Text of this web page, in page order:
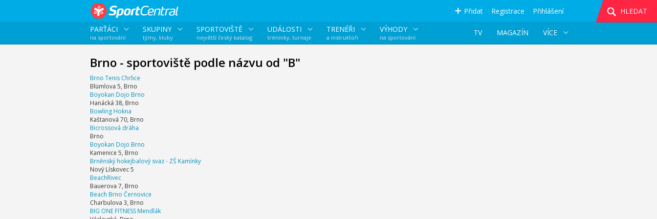
Přidat Registrace Přihlášení
HLEDAT
PARŤÁCI
na sportování
SKUPINY
týmy, kluby
SPORTOVIŠTĚ
největší český katalog
UDÁLOSTI
tréninky, turnaje
TRENÉŘI
a instruktoři
VÝHODY
na sportování
VÍCE
MAGAZÍN
TV
Brno - sportoviště podle názvu od "B"
Brno Tenis Chrlice
Blümlova 5, Brno
Boyokan Dojo Brno
Hanácká 38, Brno
Bowling Hokna
Kaštanová 70, Brno
Bicrossová dráha
Brno
Boyokan Dojo Brno
Kamenice 5, Brno
Brněnský hokejbalový svaz - ZŠ Kamínky
Nový Lískovec 5
BeachRivec
Bauerova 7, Brno
Beach Brno Černovice
Charbulova 3, Brno
BIG ONE FITNESS Mendlák